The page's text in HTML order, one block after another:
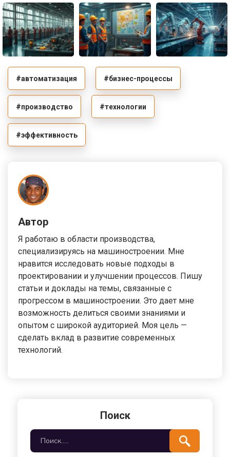
#автоматизация #бизнес-процессы
#производство #технологии
#эффективность
Автор
Я работаю в области производства,
специализируясь на машиностроении. Мне
нравится исследовать новые подходы в
проектировании и улучшении процессов. Пишу
статьи и доклады на темы, связанные с
прогрессом в машиностроении. Это дает мне
возможность делиться своими знаниями и
опытом с широкой аудиторией. Моя цель —
сделать вклад в развитие современных
технологий.
Поиск